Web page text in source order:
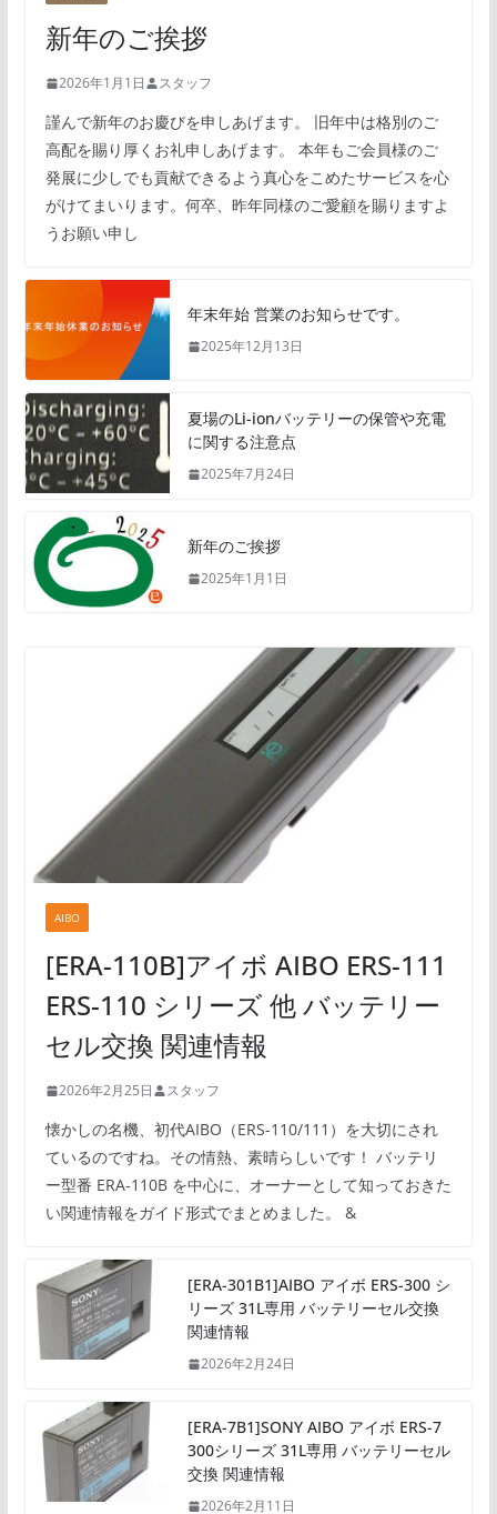
新年のご挨拶
2026年1月1日 スタッフ
謹んで新年のお慶びを申しあげます。 旧年中は格別のご
高配を賜り厚くお礼申しあげます。 本年もご会員様のご
発展に少しでも貢献できるよう真心をこめたサービスを心
がけてまいります。何卒、昨年同様のご愛顧を賜りますよ
うお願い申し
年末年始 営業のお知らせです。
2025年12月13日
夏場のLi-ionバッテリーの保管や充電
に関する注意点
2025年7月24日
新年のご挨拶
2025年1月1日
AIBO
[ERA-110B]アイボ AIBO ERS-111
ERS-110 シリーズ 他 バッテリー
セル交換 関連情報
2026年2月25日 スタッフ
懐かしの名機、初代AIBO（ERS-110/111）を大切にされ
ているのですね。その情熱、素晴らしいです！ バッテリ
ー型番 ERA-110B を中心に、オーナーとして知っておきた
い関連情報をガイド形式でまとめました。 &
[ERA-301B1]AIBO アイボ ERS-300 シ
リーズ 31L専用 バッテリーセル交換
関連情報
2026年2月24日
[ERA-7B1]SONY AIBO アイボ ERS-7
300シリーズ 31L専用 バッテリーセル
交換 関連情報
2026年2月11日